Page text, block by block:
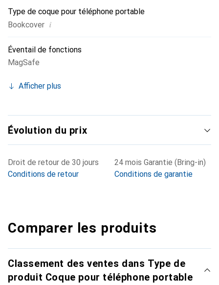
Type de coque pour téléphone portable
Bookcover i
Éventail de fonctions
MagSafe
Afficher plus
Évolution du prix
Droit de retour de 30 jours
Conditions de retour
24 mois Garantie (Bring-in)
Conditions de garantie
Comparer les produits
Classement des ventes dans Type de
produit Coque pour téléphone portable